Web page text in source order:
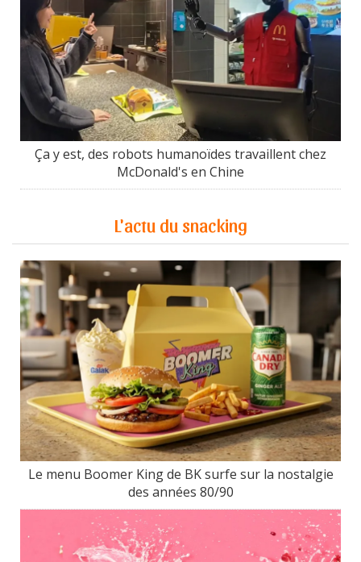
Ça y est, des robots humanoïdes travaillent chez
McDonald's en Chine
L'actu du snacking
Le menu Boomer King de BK surfe sur la nostalgie
des années 80/90